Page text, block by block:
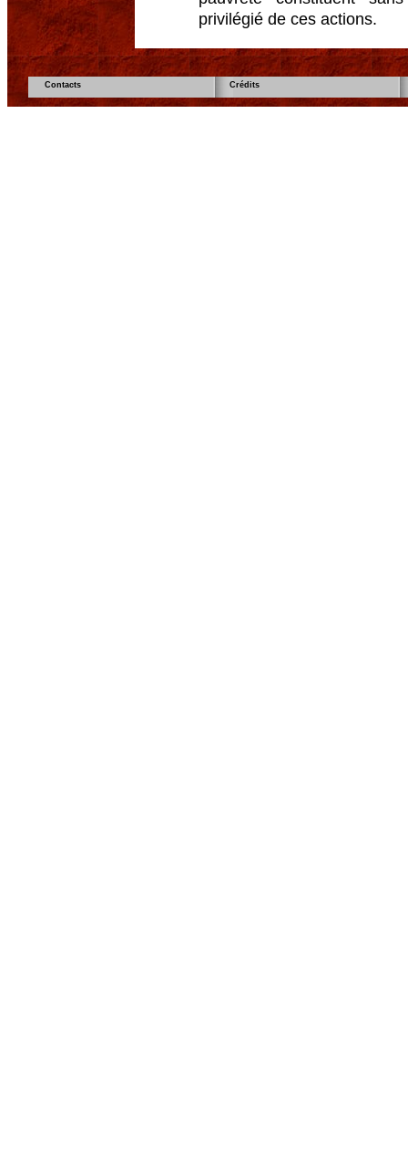
privilégié de ces actions.
Contacts Crédits